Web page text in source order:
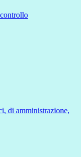
di amministrazione,